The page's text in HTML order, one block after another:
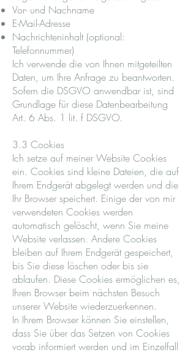
Vor- und Nachname
E-Mail-Adresse
Nachrichteninhalt (optional:
Telefonnummer)
Ich verwende die von Ihnen mitgeteilten
Daten, um Ihre Anfrage zu beantworten.
Sofern die DSGVO anwendbar ist, sind
Grundlage für diese Datenbearbeitung
Art. 6 Abs. 1 lit. f DSGVO.
3.3 Cookies
Ich setze auf meiner Website Cookies
ein. Cookies sind kleine Dateien, die auf
Ihrem Endgerät abgelegt werden und die
Ihr Browser speichert. Einige der von mir
verwendeten Cookies werden
automatisch gelöscht, wenn Sie meine
Website verlassen. Andere Cookies
bleiben auf Ihrem Endgerät gespeichert,
bis Sie diese löschen oder bis sie
ablaufen. Diese Cookies ermöglichen es,
Ihren Browser beim nächsten Besuch
unserer Website wiederzuerkennen.
In Ihrem Browser können Sie einstellen,
dass Sie über das Setzen von Cookies
vorab informiert werden und im Einzelfall